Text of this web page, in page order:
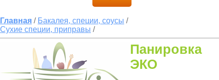
Главная / Бакалея, специи, соусы /
Сухие специи, приправы /
Панировка
ЭКО